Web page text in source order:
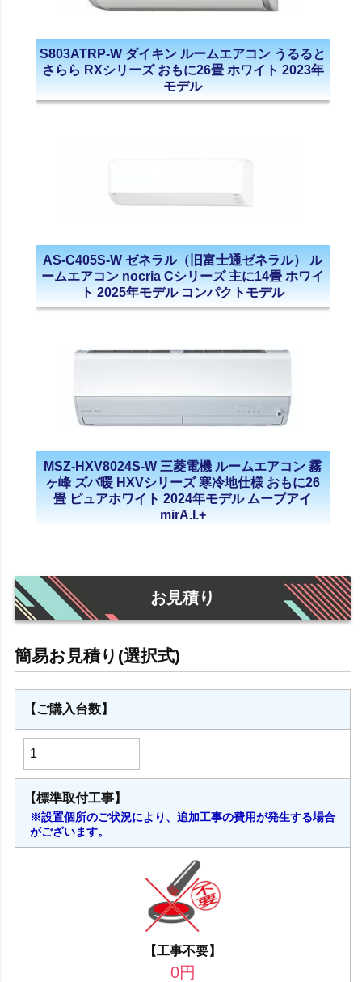
S803ATRP-W ダイキン ルームエアコン うるると
さらら RXシリーズ おもに26畳 ホワイト 2023年
モデル
AS-C405S-W ゼネラル（旧富士通ゼネラル） ル
ームエアコン nocria Cシリーズ 主に14畳 ホワイ
ト 2025年モデル コンパクトモデル
MSZ-HXV8024S-W 三菱電機 ルームエアコン 霧
ヶ峰 ズバ暖 HXVシリーズ 寒冷地仕様 おもに26
畳 ピュアホワイト 2024年モデル ムーブアイ
mirA.I.+
お見積り
【ご購入台数】
【標準取付工事】
※設置個所のご状況により、追加工事の費用が発生する場合
がございます。
【工事不要】
0円